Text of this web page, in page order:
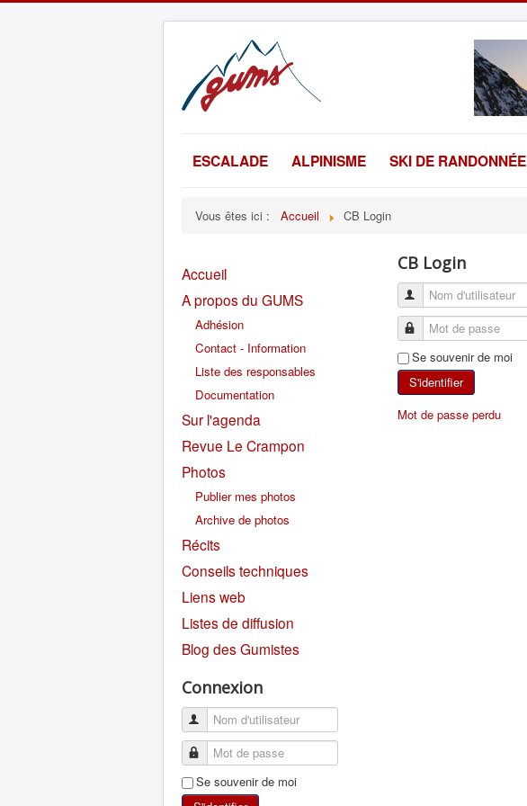
ESCALADE ALPINISME SKI DE RANDONNÉE
Vous êtes ici : Accueil CB Login
Accueil
A propos du GUMS
Adhésion
Contact - Information
Liste des responsables
Documentation
Sur l'agenda
Revue Le Crampon
Photos
Publier mes photos
Archive de photos
Récits
Conseils techniques
Liens web
Listes de diffusion
Blog des Gumistes
Connexion
Se souvenir de moi
CB Login
Se souvenir de moi
S'identifier
Mot de passe perdu